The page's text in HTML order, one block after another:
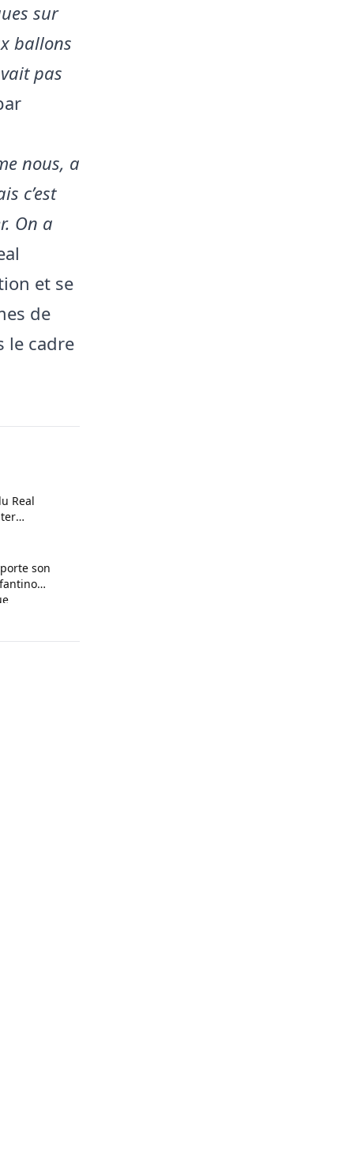
sur
ballons
pas
nous, a
c’est
On a
et se
de
le cadre
Real
son